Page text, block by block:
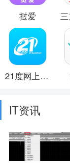
挝爱
21度网上商城
IT资讯